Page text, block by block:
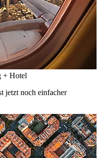
+ Hotel
jetzt noch einfacher